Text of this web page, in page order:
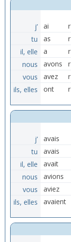
j’ ai
tu
as
il, elle
a
nous
avons
vous
avez
ils, elles
ont
j’ avais
tu
avais
il, elle
avait
nous
avions
vous
aviez
ils, elles
avaient